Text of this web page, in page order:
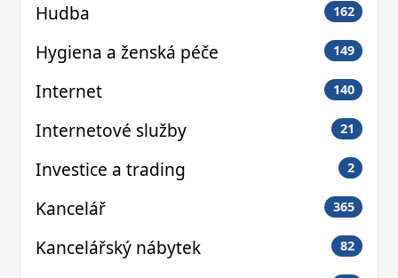
Hudba 162
Hygiena a ženská péče 149
Internet 140
Internetové služby 21
Investice a trading 2
Kancelář 365
Kancelářský nábytek 82